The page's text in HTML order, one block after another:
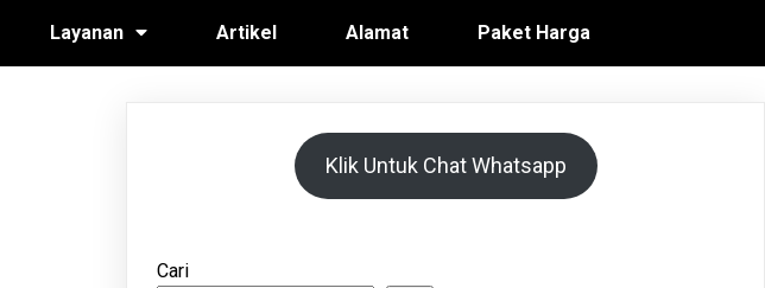
Layanan Artikel Alamat Paket Harga
Klik Untuk Chat Whatsapp
Cari